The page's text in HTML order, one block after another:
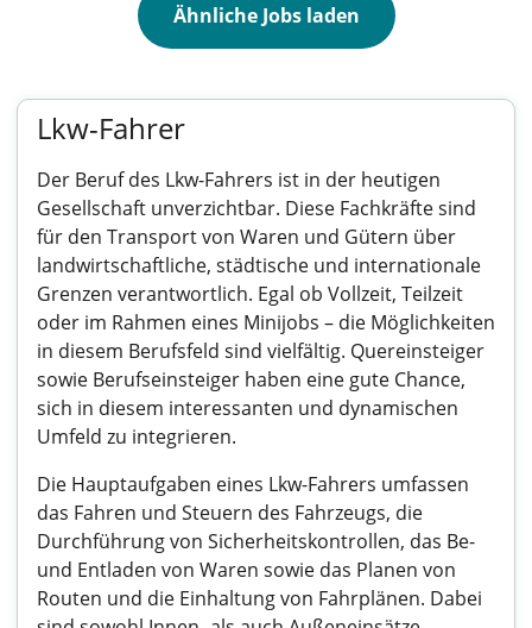
Ähnliche Jobs laden
Lkw-Fahrer
Der Beruf des Lkw-Fahrers ist in der heutigen
Gesellschaft unverzichtbar. Diese Fachkräfte sind
für den Transport von Waren und Gütern über
landwirtschaftliche, städtische und internationale
Grenzen verantwortlich. Egal ob Vollzeit, Teilzeit
oder im Rahmen eines Minijobs – die Möglichkeiten
in diesem Berufsfeld sind vielfältig. Quereinsteiger
sowie Berufseinsteiger haben eine gute Chance,
sich in diesem interessanten und dynamischen
Umfeld zu integrieren.
Die Hauptaufgaben eines Lkw-Fahrers umfassen
das Fahren und Steuern des Fahrzeugs, die
Durchführung von Sicherheitskontrollen, das Be-
und Entladen von Waren sowie das Planen von
Routen und die Einhaltung von Fahrplänen. Dabei